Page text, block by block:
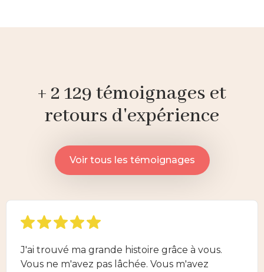
+ 2 129 témoignages et
retours d'expérience
Voir tous les témoignages
J'ai trouvé ma grande histoire grâce à vous.
Vous ne m'avez pas lâchée. Vous m'avez